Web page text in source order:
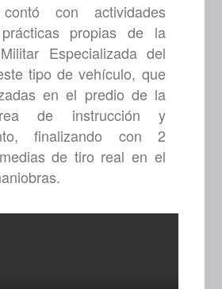
con actividades
propias de la
Especializada del
tipo de vehículo, que
en el predio de la
de instrucción y
finalizando con 2
de tiro real en el